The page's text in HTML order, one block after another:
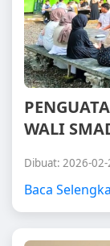
WALI
Dibuat: 2026-
Baca